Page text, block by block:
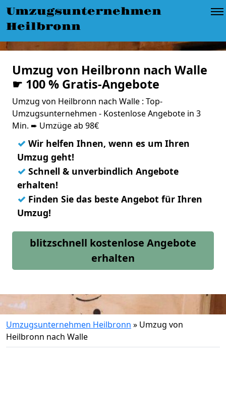
Umzugsunternehmen
Heilbronn
Umzug von Heilbronn nach Walle
☛ 100 % Gratis-Angebote
Umzug von Heilbronn nach Walle : Top-
Umzugsunternehmen - Kostenlose Angebote in 3
Min. ➨ Umzüge ab 98€
✓ Wir helfen Ihnen, wenn es um Ihren
Umzug geht!
✓ Schnell & unverbindlich Angebote
erhalten!
✓ Finden Sie das beste Angebot für Ihren
Umzug!
blitzschnell kostenlose Angebote
erhalten
Umzugsunternehmen Heilbronn » Umzug von
Heilbronn nach Walle